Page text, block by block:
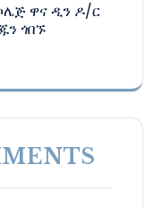
ዋና ዲን ዶ/ር
ጎበኙ